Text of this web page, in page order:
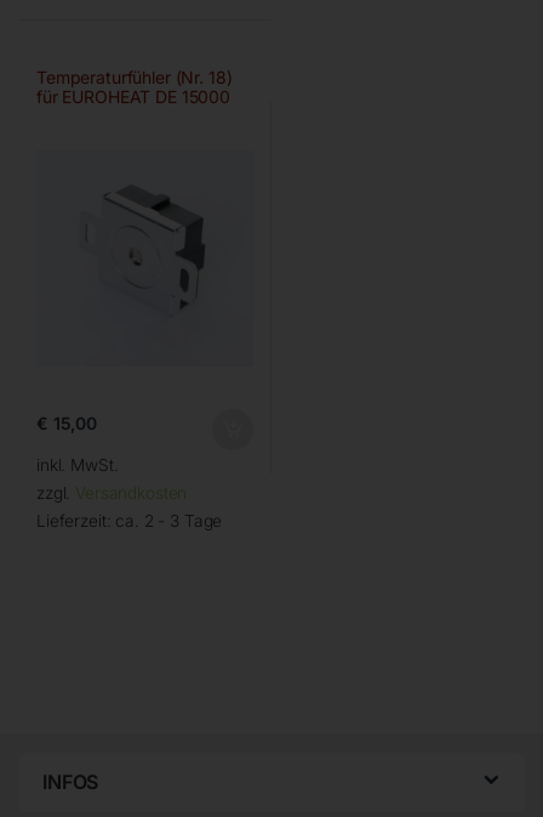
Temperaturfühler (Nr. 18)
für EUROHEAT DE 15000
€ 15,00
inkl. MwSt.
zzgl. Versandkosten
Lieferzeit: ca. 2 - 3 Tage
INFOS